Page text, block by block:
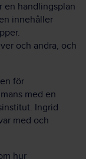
en handlingsplan
innehåller
och andra, och
för
med en
Ingrid
med och
hur